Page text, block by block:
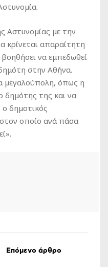
Αστυνομίας με την
κρίνεται απαραίτητη
να εμπεδωθεί
στην Αθήνα.
μεγαλούπολη, όπως η
δημότης της και να
ο δημοτικός
στον οποίο ανά πάσα
Επόμενο άρθρο